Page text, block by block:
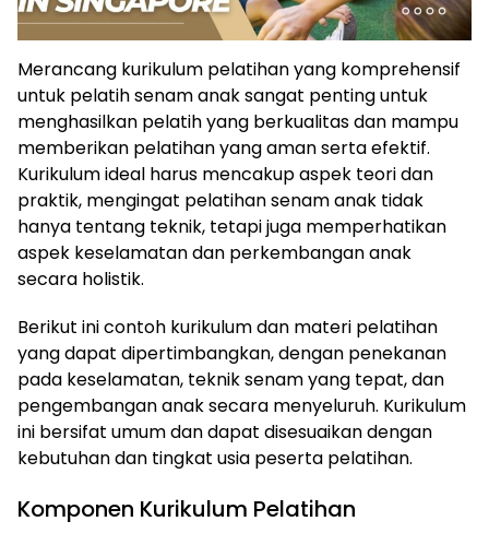
Merancang kurikulum pelatihan yang komprehensif
untuk pelatih senam anak sangat penting untuk
menghasilkan pelatih yang berkualitas dan mampu
memberikan pelatihan yang aman serta efektif.
Kurikulum ideal harus mencakup aspek teori dan
praktik, mengingat pelatihan senam anak tidak
hanya tentang teknik, tetapi juga memperhatikan
aspek keselamatan dan perkembangan anak
secara holistik.
Berikut ini contoh kurikulum dan materi pelatihan
yang dapat dipertimbangkan, dengan penekanan
pada keselamatan, teknik senam yang tepat, dan
pengembangan anak secara menyeluruh. Kurikulum
ini bersifat umum dan dapat disesuaikan dengan
kebutuhan dan tingkat usia peserta pelatihan.
Komponen Kurikulum Pelatihan